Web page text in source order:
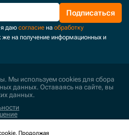
Подписаться
даю согласие на обработку
же на получение информационных и
Мы используем cookies для сбора
данных. Оставаясь на сайте, вы
данных.
данных
Продолжая